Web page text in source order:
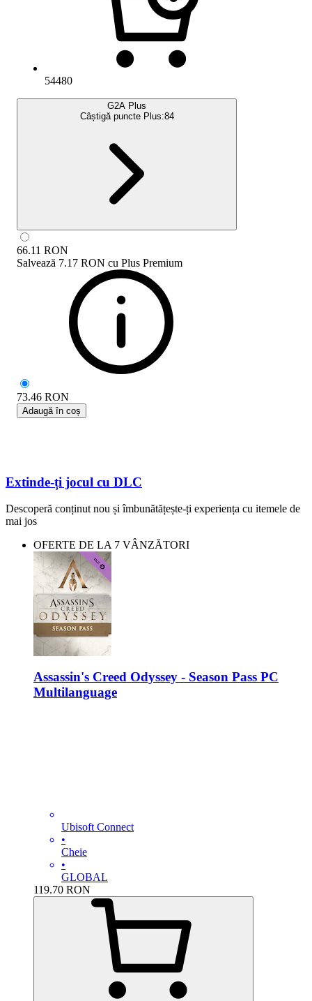
54480
G2A Plus
Câștigă puncte Plus:84
66.11 RON
Salvează 7.17 RON cu Plus Premium
73.46 RON
Adaugă în coș
Extinde-ți jocul cu DLC
Descoperă conținut nou și îmbunătățește-ți experiența cu itemele de
mai jos
OFERTE DE LA 7 VÂNZĂTORI
Assassin's Creed Odyssey - Season Pass PC
Multilanguage
Ubisoft Connect
•
Cheie
•
GLOBAL
119.70 RON